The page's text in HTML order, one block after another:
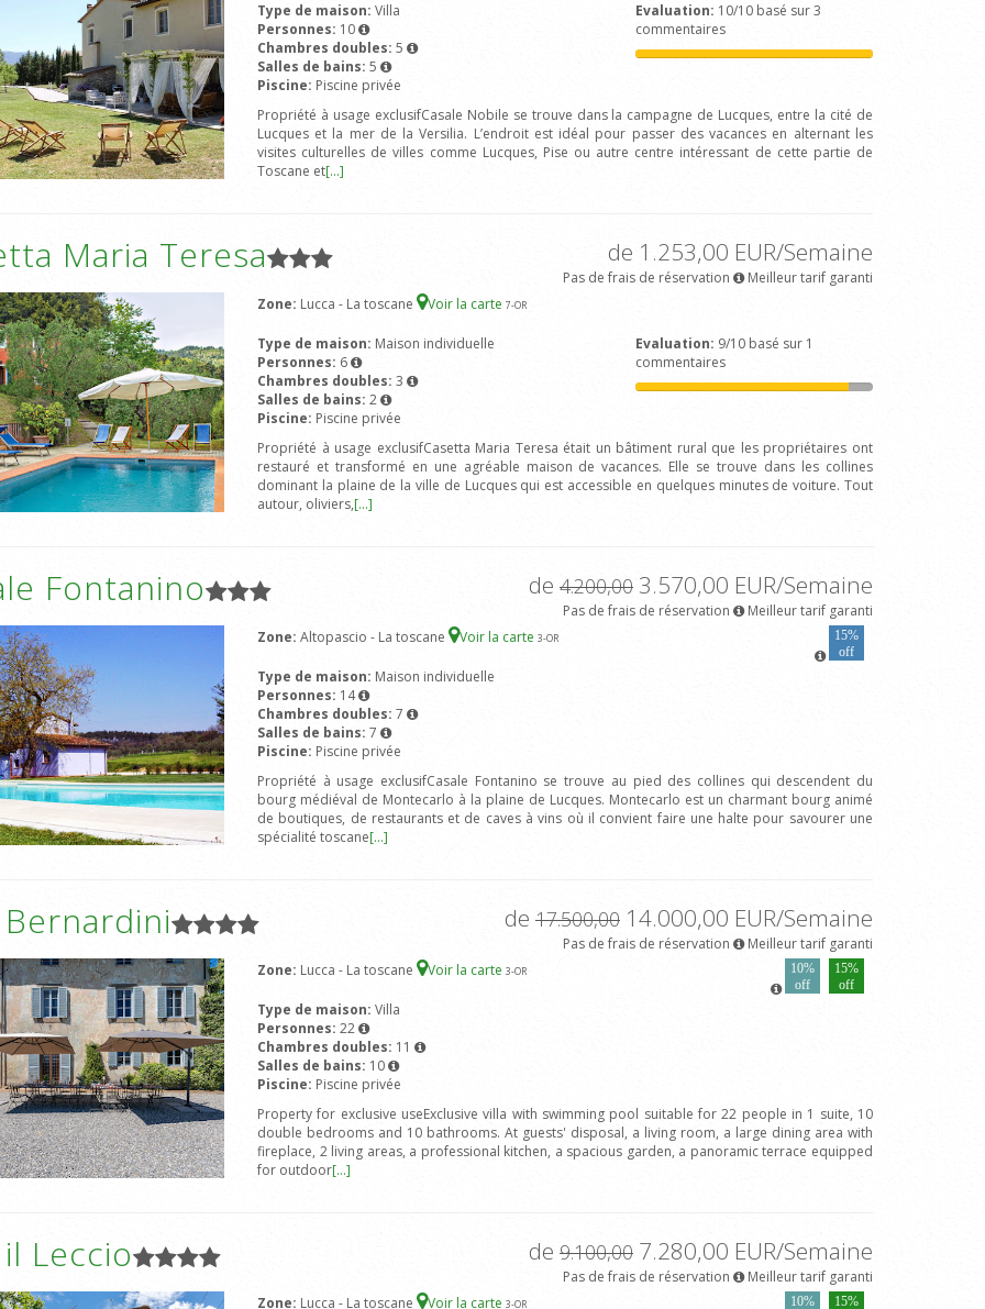
Type de maison: Villa
Personnes: 10
Chambres doubles: 5
Salles de bains: 5
Piscine: Piscine privée
Evaluation: 10/10 basé sur 3
commentaires
Propriété à usage exclusifCasale Nobile se trouve dans la campagne de Lucques, entre la cité de
Lucques et la mer de la Versilia. L’endroit est idéal pour passer des vacances en alternant les
visites culturelles de villes comme Lucques, Pise ou autre centre intéressant de cette partie de
Toscane et[...]
Maria Teresa de 1.253,00 EUR/Semaine
Pas de frais de réservation
Meilleur tarif garanti
Zone: Lucca - La toscane Voir la carte 7-OR
Type de maison: Maison individuelle
Personnes: 6
Chambres doubles: 3
Salles de bains: 2
Piscine: Piscine privée
Evaluation: 9/10 basé sur 1
commentaires
Propriété à usage exclusifCasetta Maria Teresa était un bâtiment rural que les propriétaires ont
restauré et transformé en une agréable maison de vacances. Elle se trouve dans les collines
dominant la plaine de la ville de Lucques qui est accessible en quelques minutes de voiture. Tout
autour, oliviers,[...]
Fontanino de 4.200,00 3.570,00 EUR/Semaine
Pas de frais de réservation
Meilleur tarif garanti
Zone: Altopascio - La toscane Voir la carte 3-OR
15%
off
Type de maison: Maison individuelle
Personnes: 14
Chambres doubles: 7
Salles de bains: 7
Piscine: Piscine privée
Propriété à usage exclusifCasale Fontanino se trouve au pied des collines qui descendent du
bourg médiéval de Montecarlo à la plaine de Lucques. Montecarlo est un charmant bourg animé
de boutiques, de restaurants et de caves à vins où il convient faire une halte pour savourer une
spécialité toscane[...]
de 17.500,00 14.000,00 EUR/Semaine
Pas de frais de réservation
Meilleur tarif garanti
Zone: Lucca - La toscane Voir la carte 3-OR
10%
off
15%
off
Type de maison: Villa
Personnes: 22
Chambres doubles: 11
Salles de bains: 10
Piscine: Piscine privée
Property for exclusive useExclusive villa with swimming pool suitable for 22 people in 1 suite, 10
double bedrooms and 10 bathrooms. At guests' disposal, a living room, a large dining area with
fireplace, 2 living areas, a professional kitchen, a spacious garden, a panoramic terrace equipped
for outdoor[...]
Leccio de 9.100,00 7.280,00 EUR/Semaine
Pas de frais de réservation
Meilleur tarif garanti
Zone: Lucca - La toscane Voir la carte 3-OR 10% 15%